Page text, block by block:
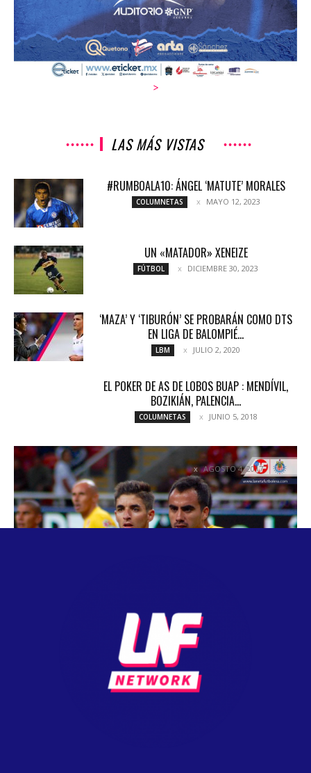
>
LAS MÁS VISTAS
#RUMBOALA10: ÁNGEL ‘MATUTE’ MORALES
COLUMNETAS MAYO 12, 2023
UN «MATADOR» XENEIZE
FÚTBOL DICIEMBRE 30, 2023
‘MAZA’ Y ‘TIBURÓN’ SE PROBARÁN COMO DTS
EN LIGA DE BALOMPIÉ...
LBM JULIO 2, 2020
EL POKER DE AS DE LOBOS BUAP : MENDÍVIL,
BOZIKIÁN, PALENCIA...
COLUMNETAS JUNIO 5, 2018
«CONE» BRIZUELA: CADA VEZ ME SIENTO MEJOR
COLUMNETAS AGOSTO 4, 2017